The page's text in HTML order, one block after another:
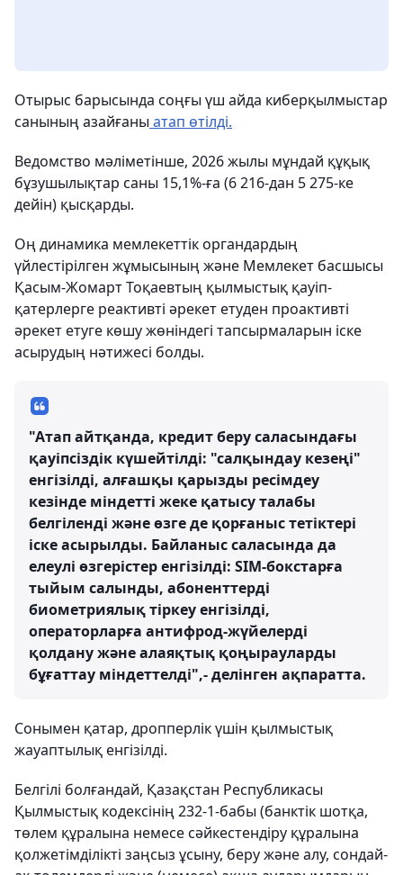
Отырыс барысында соңғы үш айда киберқылмыстар
санының азайғаны атап өтілді.
Ведомство мәліметінше, 2026 жылы мұндай құқық
бұзушылықтар саны 15,1%-ға (6 216-дан 5 275-ке
дейін) қысқарды.
Оң динамика мемлекеттік органдардың
үйлестірілген жұмысының және Мемлекет басшысы
Қасым-Жомарт Тоқаевтың қылмыстық қауіп-
қатерлерге реактивті әрекет етуден проактивті
әрекет етуге көшу жөніндегі тапсырмаларын іске
асырудың нәтижесі болды.
"Атап айтқанда, кредит беру саласындағы
қауіпсіздік күшейтілді: "салқындау кезеңі"
енгізілді, алғашқы қарызды ресімдеу
кезінде міндетті жеке қатысу талабы
белгіленді және өзге де қорғаныс тетіктері
іске асырылды. Байланыс саласында да
елеулі өзгерістер енгізілді: SIM-бокстарға
тыйым салынды, абоненттерді
биометриялық тіркеу енгізілді,
операторларға антифрод-жүйелерді
қолдану және алаяқтық қоңырауларды
бұғаттау міндеттелді",- делінген ақпаратта.
Сонымен қатар, дропперлік үшін қылмыстық
жауаптылық енгізілді.
Белгілі болғандай, Қазақстан Республикасы
Қылмыстық кодексінің 232-1-бабы (банктік шотқа,
төлем құралына немесе сәйкестендіру құралына
қолжетімділікті заңсыз ұсыну, беру және алу, сондай-